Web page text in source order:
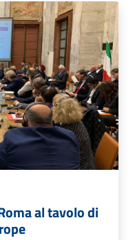
al tavolo di